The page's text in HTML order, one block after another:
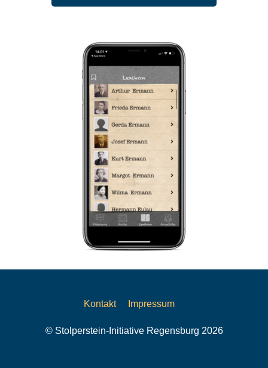
Kontakt Impressum
© Stolperstein-Initiative Regensburg 2026